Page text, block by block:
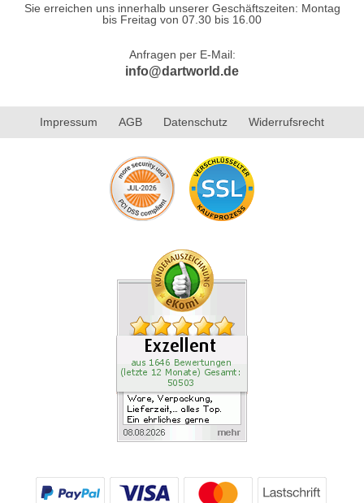
Sie erreichen uns innerhalb unserer Geschäftszeiten: Montag
bis Freitag von 07.30 bis 16.00
Anfragen per E-Mail:
info@dartworld.de
Impressum AGB Datenschutz Widerrufsrecht